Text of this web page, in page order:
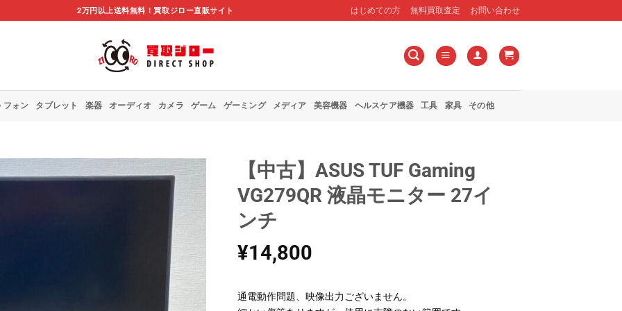
2万円以上送料無料！買取ジロー直販サイト はじめての方 無料買取査定 お問い合わせ
フォン タブレット 楽器 オーディオ カメラ ゲーム ゲーミング メディア 美容機器 ヘルスケア機器 工具 家具 その他
【中古】ASUS TUF Gaming
VG279QR 液晶モニター 27イ
ンチ
¥14,800
通電動作問題、映像出力ございません。